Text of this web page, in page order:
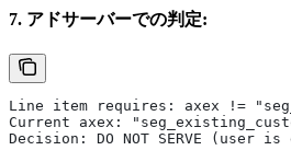
7. アドサーバーでの判定:
Line item requires: axex !=
Current axex:
Decision: DO NOT SERVE (user